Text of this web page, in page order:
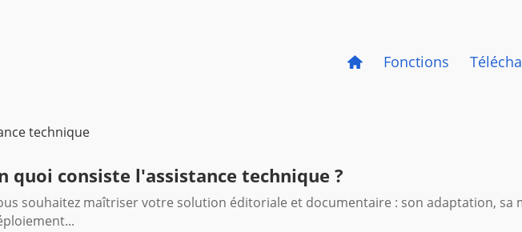
Fonctions
technique
quoi consiste l'assistance technique ?
souhaitez maîtriser votre solution éditoriale et documentaire : son adaptation, sa